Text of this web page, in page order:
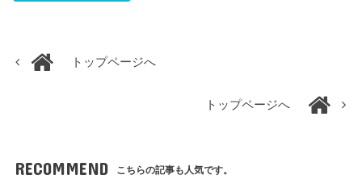
トップページへ
トップページへ
RECOMMEND こちらの記事も人気です。